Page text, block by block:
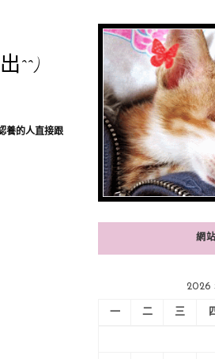
^^)
養的人直接跟
網
2026
一 二 三